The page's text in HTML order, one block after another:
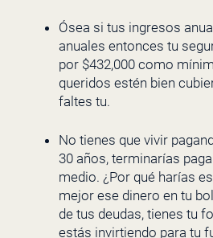
Ósea si tus ingresos
anuales entonces tu
por $432,000 como
queridos estén bien
faltes tu.
No tienes que vivir
30 años, terminarías
medio. ¿Por qué harías
mejor ese dinero en tu
de tus deudas, tienes tu
estás invirtiendo para tu